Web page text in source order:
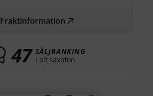
Fraktinformation
47 SÄLJRANKING
i alt saxofon